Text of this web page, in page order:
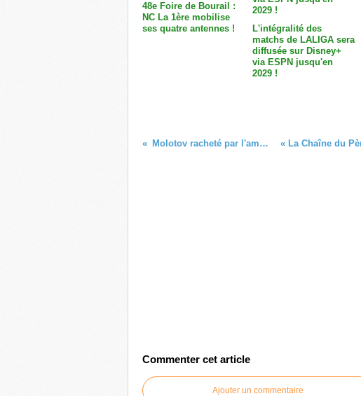
48e Foire de Bourail :
NC La 1ère mobilise
ses quatre antennes !
L'intégralité des
matchs de LALIGA sera
diffusée sur Disney+
via ESPN jusqu'en
2029 !
Molotov racheté par l'américain FuboTV !
Commenter cet article
Ajouter un commentaire